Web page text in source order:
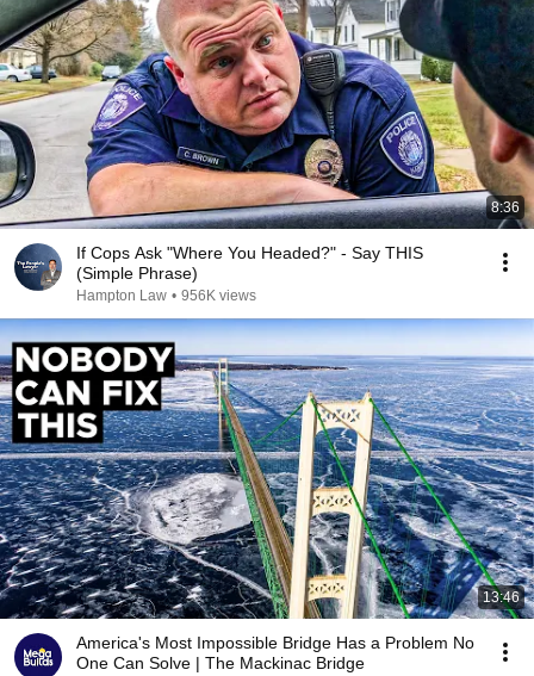
8:36
If Cops Ask "Where You Headed?" - Say THIS
(Simple Phrase)
Hampton Law • 956K views
13:46
America's Most Impossible Bridge Has a Problem No
One Can Solve | The Mackinac Bridge